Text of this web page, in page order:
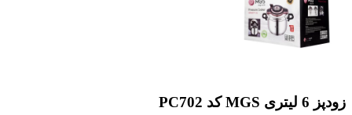
زودپز 6 لیتری MGS کد PC702